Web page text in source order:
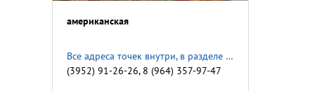
американская
Все адреса точек внутри, в разделе «О заведении»
(3952) 91-26-26, 8 (964) 357-97-47